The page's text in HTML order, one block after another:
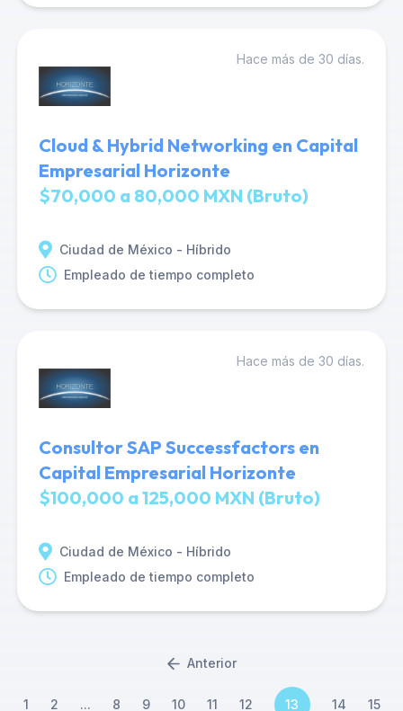
Hace más de 30 días.
Cloud & Hybrid Networking en Capital
Empresarial Horizonte
$70,000 a 80,000 MXN (Bruto)
Ciudad de México - Híbrido
Empleado de tiempo completo
Hace más de 30 días.
Consultor SAP Successfactors en
Capital Empresarial Horizonte
$100,000 a 125,000 MXN (Bruto)
Ciudad de México - Híbrido
Empleado de tiempo completo
Anterior
1 2 ... 8 9 10 11 12 13 14
15